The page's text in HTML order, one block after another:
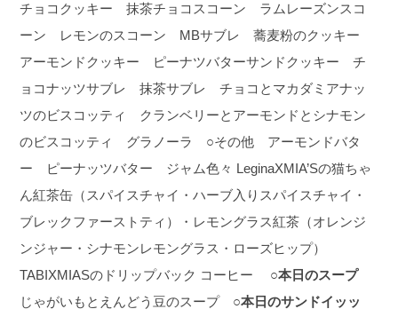
チョコクッキー 抹茶チョコスコーン ラムレーズンスコ
ーン レモンのスコーン MBサブレ 蕎麦粉のクッキー
アーモンドクッキー ピーナツバターサンドクッキー チ
ョコナッツサブレ 抹茶サブレ チョコとマカダミアナッ
ツのビスコッティ クランベリーとアーモンドとシナモン
のビスコッティ グラノーラ ○その他 アーモンドバタ
ー ピーナッツバター ジャム色々 LeginaXMIA’Sの猫ちゃ
ん紅茶缶（スパイスチャイ・ハーブ入りスパイスチャイ・
ブレックファーストティ）・レモングラス紅茶（オレンジ
ンジャー・シナモンレモングラス・ローズヒップ）
TABIXMIASのドリップバック コーヒー ○本日のスープ
じゃがいもとえんどう豆のスープ ○本日のサンドイッッ